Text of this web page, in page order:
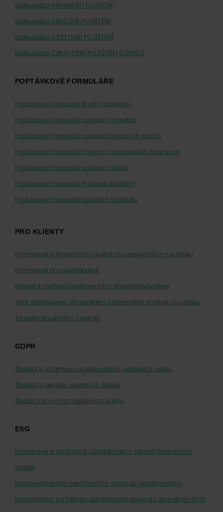
Kalkulačka HAVARIJNÍ POJIŠTĚNÍ
Kalkulačka ÚRAZOVÉ POJIŠTĚNÍ
Kalkulačka CESTOVNÍ POJIŠTĚNÍ
Kalkulačka ZDRAVOTNÍ POJIŠTĚNÍ CIZINCŮ
POPTÁVKOVÉ FORMULÁŘE
Poptávkový formulář životní pojištění
Poptávkový formulář pojištění majetku
Poptávkový formulář pojištění bytových domů
Poptávkový formulář finanční způsobilost dopravce
Poptávkový formulář pojištění strojů
Poptávkový formulář flotilové pojištění
Poptávkový formulář pojištění nákladu
PRO KLIENTY
Informace o finančních službách uzavíraných na dálku
Informace pro spotřebitele
Návod k ověření pojišťovacího zprostředkovatele
Vzor odstoupení od pojištění uzavřeného službou na dálku
Zásady používání Cookies
GDPR
Žádost o informaci o zpracování osobních údajů
Žádost o opravu osobních údajů
Žádost na výmaz osobních údajů
ESG
Informace o přístupu k udržitelnosti v oblasti finančních
služeb
Nezohledňování nepříznivých dopadů pojišťovacího
poradenství na faktory udržitelnosti souladu se zněním čl.13